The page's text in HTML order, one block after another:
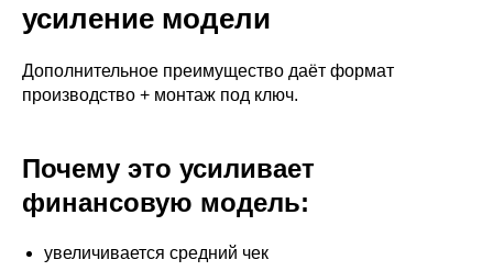
усиление модели
Дополнительное преимущество даёт формат
производство + монтаж под ключ.
Почему это усиливает
финансовую модель:
увеличивается средний чек